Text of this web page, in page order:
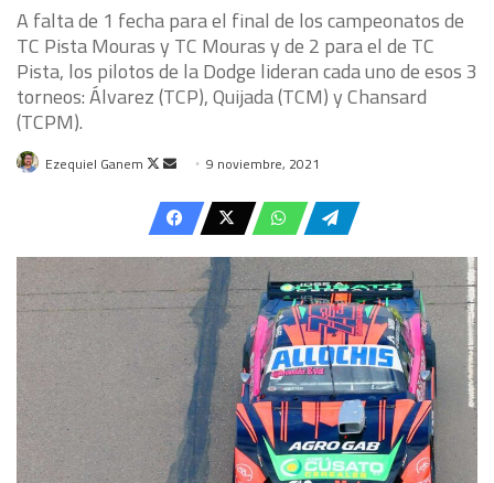
A falta de 1 fecha para el final de los campeonatos de
TC Pista Mouras y TC Mouras y de 2 para el de TC
Pista, los pilotos de la Dodge lideran cada uno de esos 3
torneos: Álvarez (TCP), Quijada (TCM) y Chansard
(TCPM).
Ezequiel Ganem
Follow
X
Send
email
9 noviembre, 2021